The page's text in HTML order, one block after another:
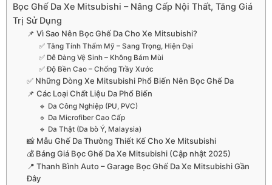
Bọc Ghế Da Xe Mitsubishi – Nâng Cấp Nội Thất, Tăng Giá
Trị Sử Dụng
📌 Vì Sao Nên Bọc Ghế Da Cho Xe Mitsubishi?
✅ Tăng Tính Thẩm Mỹ – Sang Trọng, Hiện Đại
✅ Dễ Dàng Vệ Sinh – Không Bám Mùi
✅ Độ Bền Cao – Chống Trầy Xước
✅ Những Dòng Xe Mitsubishi Phổ Biến Nên Bọc Ghế Da
📌 Các Loại Chất Liệu Da Phổ Biến
🔹 Da Công Nghiệp (PU, PVC)
🔹 Da Microfiber Cao Cấp
🔹 Da Thật (Da bò Ý, Malaysia)
📸 Mẫu Ghế Da Thường Thiết Kế Cho Xe Mitsubishi
💰 Bảng Giá Bọc Ghế Da Xe Mitsubishi (Cập nhật 2025)
📍 Thanh Bình Auto – Garage Bọc Ghế Da Xe Mitsubishi Gần
Đây